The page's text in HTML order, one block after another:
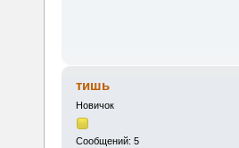
тишь
Новичок
Сообщений: 5